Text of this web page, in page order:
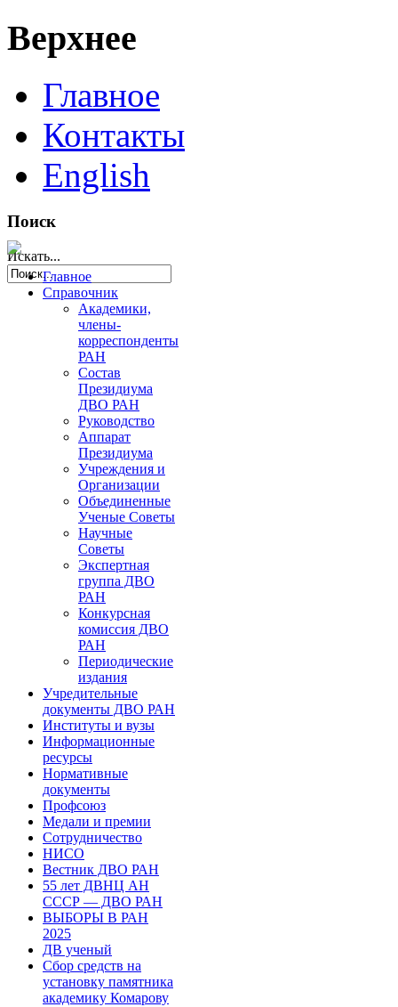
Верхнее
Главное
Контакты
English
Поиск
Искать...
Главное
Справочник
Академики,
члены-
корреспонденты
РАН
Состав
Президиума
ДВО РАН
Руководство
Аппарат
Президиума
Учреждения и
Организации
Объединенные
Ученые Советы
Научные
Советы
Экспертная
группа ДВО
РАН
Конкурсная
комиссия ДВО
РАН
Периодические
издания
Учредительные
документы ДВО РАН
Институты и вузы
Информационные
ресурсы
Нормативные
документы
Профсоюз
Медали и премии
Сотрудничество
НИСО
Вестник ДВО РАН
55 лет ДВНЦ АН
СССР — ДВО РАН
ВЫБОРЫ В РАН
2025
ДВ ученый
Сбор средств на
установку памятника
академику Комарову